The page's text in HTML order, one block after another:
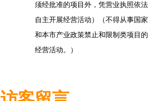
须经批准的项目外，凭营业执照依法
自主开展经营活动）（不得从事国家
和本市产业政策禁止和限制类项目的
经营活动。）